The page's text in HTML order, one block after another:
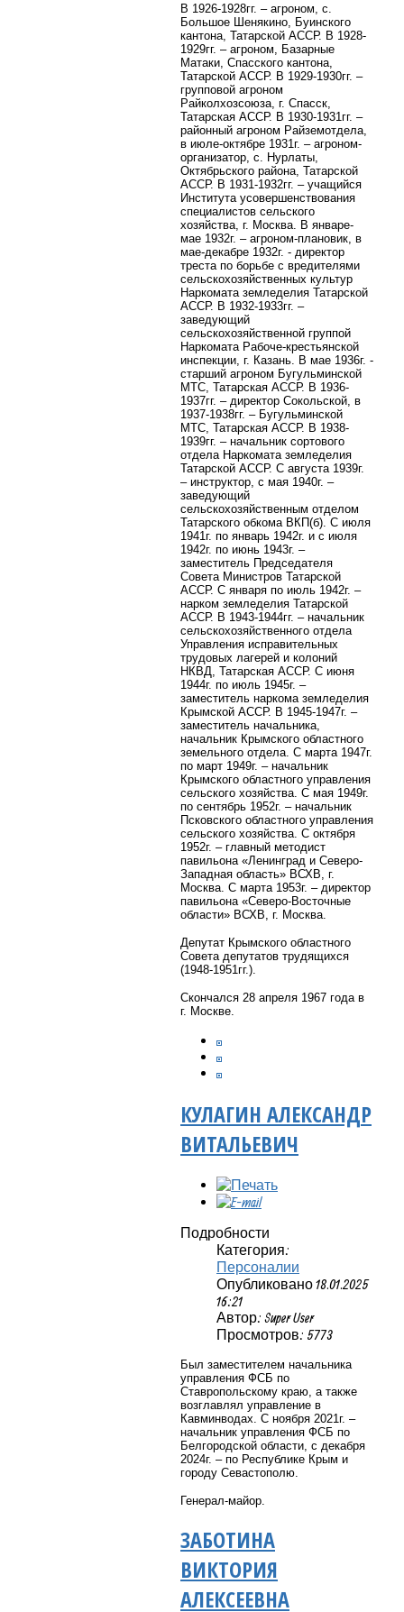
В 1926-1928гг. – агроном, с.
Большое Шенякино, Буинского
кантона, Татарской АССР. В 1928-
1929гг. – агроном, Базарные
Матаки, Спасского кантона,
Татарской АССР. В 1929-1930гг. –
групповой агроном
Райколхозсоюза, г. Спасск,
Татарская АССР. В 1930-1931гг. –
районный агроном Райземотдела,
в июле-октябре 1931г. – агроном-
организатор, с. Нурлаты,
Октябрьского района, Татарской
АССР. В 1931-1932гг. – учащийся
Института усовершенствования
специалистов сельского
хозяйства, г. Москва. В январе-
мае 1932г. – агроном-плановик, в
мае-декабре 1932г. - директор
треста по борьбе с вредителями
сельскохозяйственных культур
Наркомата земледелия Татарской
АССР. В 1932-1933гг. –
заведующий
сельскохозяйственной группой
Наркомата Рабоче-крестьянской
инспекции, г. Казань. В мае 1936г. -
старший агроном Бугульминской
МТС, Татарская АССР. В 1936-
1937гг. – директор Сокольской, в
1937-1938гг. – Бугульминской
МТС, Татарская АССР. В 1938-
1939гг. – начальник сортового
отдела Наркомата земледелия
Татарской АССР. С августа 1939г.
– инструктор, с мая 1940г. –
заведующий
сельскохозяйственным отделом
Татарского обкома ВКП(б). С июля
1941г. по январь 1942г. и с июля
1942г. по июнь 1943г. –
заместитель Председателя
Совета Министров Татарской
АССР. С января по июль 1942г. –
нарком земледелия Татарской
АССР. В 1943-1944гг. – начальник
сельскохозяйственного отдела
Управления исправительных
трудовых лагерей и колоний
НКВД, Татарская АССР. С июня
1944г. по июль 1945г. –
заместитель наркома земледелия
Крымской АССР. В 1945-1947г. –
заместитель начальника,
начальник Крымского областного
земельного отдела. С марта 1947г.
по март 1949г. – начальник
Крымского областного управления
сельского хозяйства. С мая 1949г.
по сентябрь 1952г. – начальник
Псковского областного управления
сельского хозяйства. С октября
1952г. – главный методист
павильона «Ленинград и Северо-
Западная область» ВСХВ, г.
Москва. С марта 1953г. – директор
павильона «Северо-Восточные
области» ВСХВ, г. Москва.
Депутат Крымского областного
Совета депутатов трудящихся
(1948-1951гг.).
Скончался 28 апреля 1967 года в
г. Москве.
КУЛАГИН АЛЕКСАНДР
ВИТАЛЬЕВИЧ
Подробности
Категория:
Персоналии
Опубликовано 18.01.2025
16:21
Автор: Super User
Просмотров: 5773
Был заместителем начальника
управления ФСБ по
Ставропольскому краю, а также
возглавлял управление в
Кавминводах. С ноября 2021г. –
начальник управления ФСБ по
Белгородской области, с декабря
2024г. – по Республике Крым и
городу Севастополю.
Генерал-майор.
ЗАБОТИНА
ВИКТОРИЯ
АЛЕКСЕЕВНА